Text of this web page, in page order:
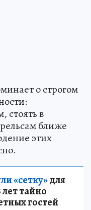
о строгом
стоять в
ближе
этих
«сетку»для
тайно
гостей